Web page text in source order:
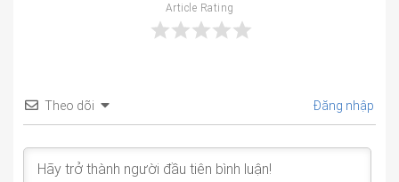
Article Rating
Theo dõi Đăng nhập